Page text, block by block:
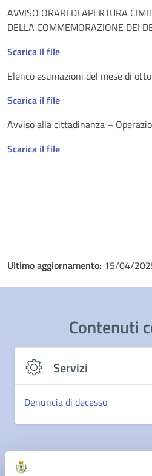
AVVISO ORARI DI APERTURA
DELLA COMMEMORAZIONE DEI
Scarica il file
Elenco esumazioni del mese di
Scarica il file
Avviso alla cittadinanza –
Scarica il file
Ultimo aggiornamento: 15/04/
Contenuti
Servizi
Denuncia di decesso